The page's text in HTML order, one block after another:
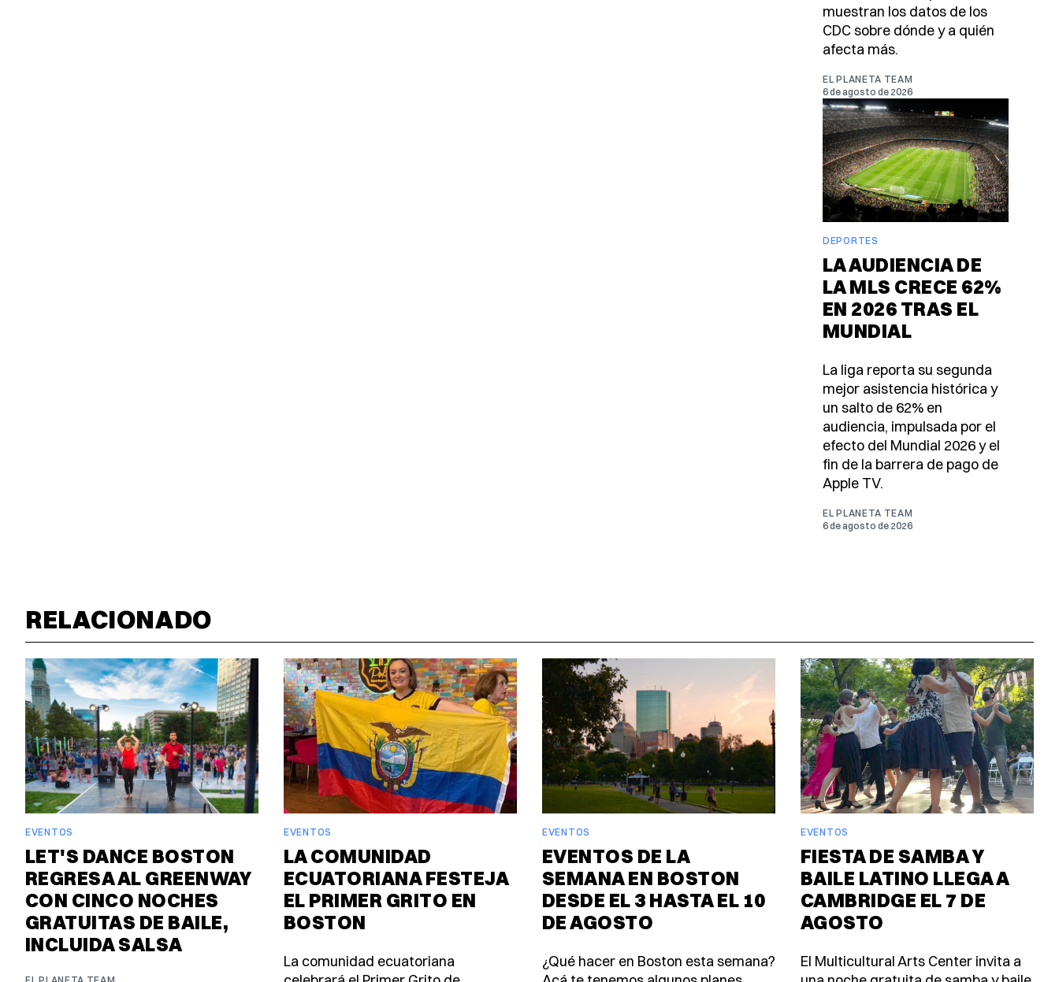
muestran los datos de los
CDC sobre dónde y a quién
afecta más.
EL PLANETA TEAM
6 de agosto de 2026
DEPORTES
LA AUDIENCIA DE
LA MLS CRECE 62%
EN 2026 TRAS EL
MUNDIAL
La liga reporta su segunda
mejor asistencia histórica y
un salto de 62% en
audiencia, impulsada por el
efecto del Mundial 2026 y el
fin de la barrera de pago de
Apple TV.
EL PLANETA TEAM
6 de agosto de 2026
RELACIONADO
EVENTOS
LET'S DANCE BOSTON
REGRESA AL GREENWAY
CON CINCO NOCHES
GRATUITAS DE BAILE,
INCLUIDA SALSA
EVENTOS
LA COMUNIDAD
ECUATORIANA FESTEJA
EL PRIMER GRITO EN
BOSTON
La comunidad ecuatoriana
EVENTOS
EVENTOS DE LA
SEMANA EN BOSTON
DESDE EL 3 HASTA EL 10
DE AGOSTO
¿Qué hacer en Boston esta semana?
EVENTOS
FIESTA DE SAMBA Y
BAILE LATINO LLEGA A
CAMBRIDGE EL 7 DE
AGOSTO
El Multicultural Arts Center invita a